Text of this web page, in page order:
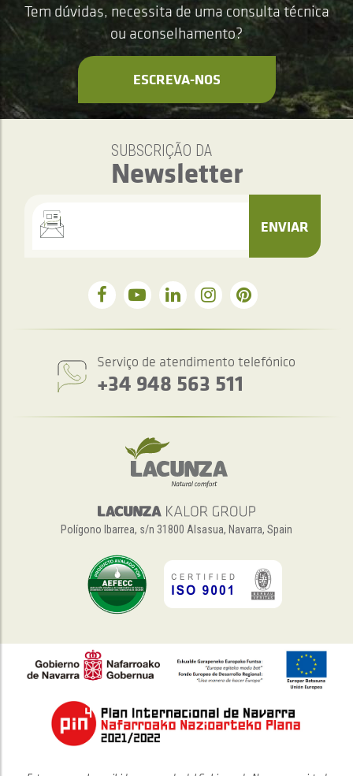
Tem dúvidas, necessita de uma consulta técnica
ou aconselhamento?
ESCREVA-NOS
SUBSCRIÇÃO DA
Newsletter
ENVIAR
Serviço de atendimento telefónico
+34 948 563 511
Polígono Ibarrea, s/n 31800 Alsasua, Navarra, Spain